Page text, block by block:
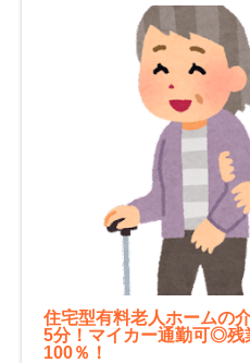
住宅型有料老人ホームの
5分！マイカー通勤可◎
100％！